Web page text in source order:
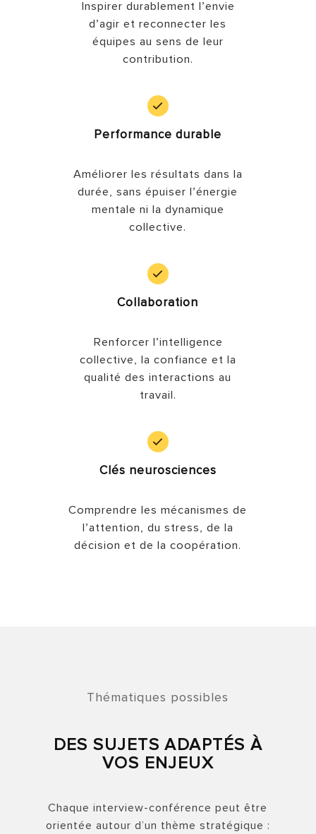
Inspirer durablement l’envie
d’agir et reconnecter les
équipes au sens de leur
contribution.
Performance durable
Améliorer les résultats dans la
durée, sans épuiser l’énergie
mentale ni la dynamique
collective.
Collaboration
Renforcer l’intelligence
collective, la confiance et la
qualité des interactions au
travail.
Clés neurosciences
Comprendre les mécanismes de
l’attention, du stress, de la
décision et de la coopération.
Thématiques possibles
DES SUJETS ADAPTÉS À
VOS ENJEUX
Chaque interview-conférence peut être
orientée autour d’un thème stratégique :